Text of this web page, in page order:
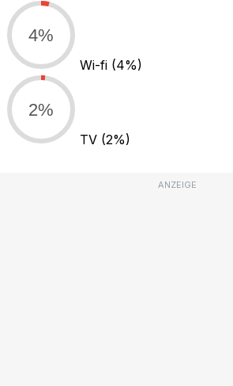
4%
Wi-fi (4%)
2%
TV (2%)
ANZEIGE